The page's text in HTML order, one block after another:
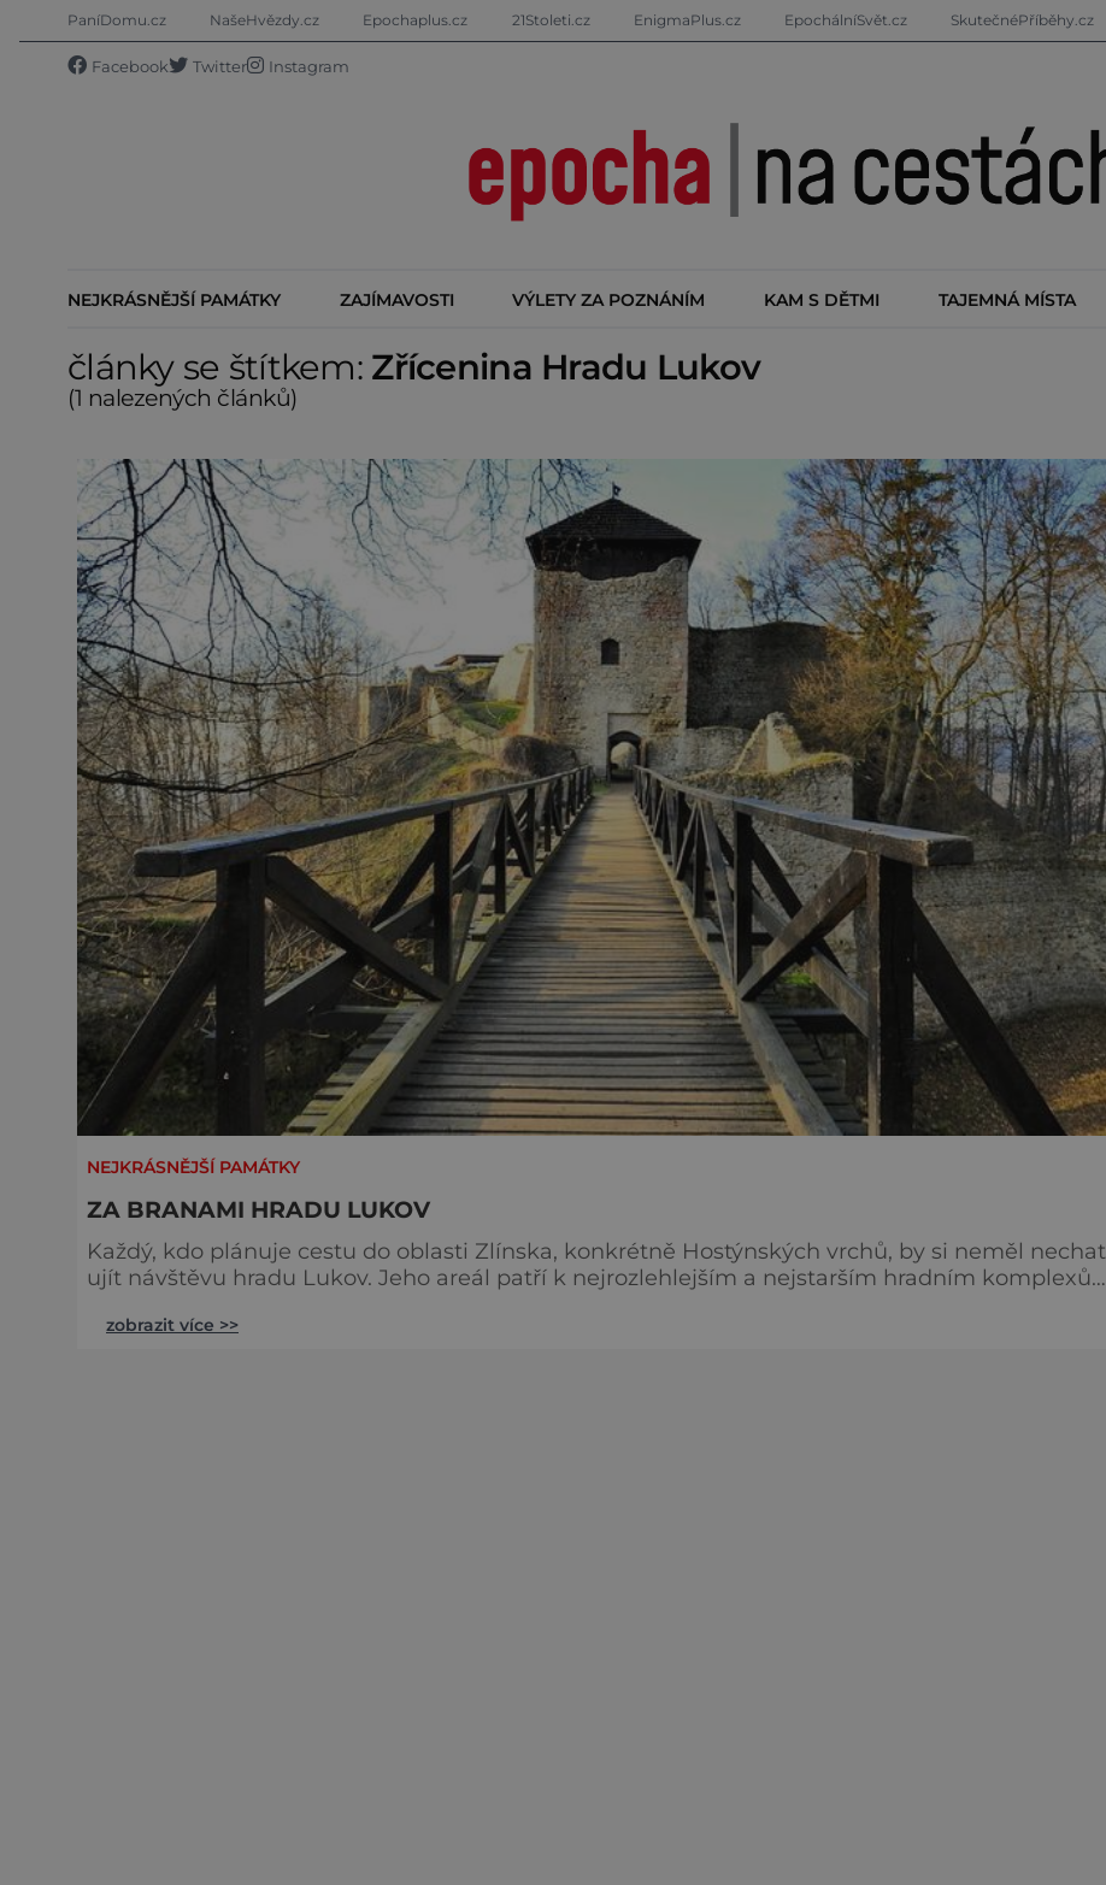
PaníDomu.cz NašeHvězdy.cz Epochaplus.cz 21Stoleti.cz EnigmaPlus.cz EpochálníSvět.cz SkutečnéPříběhy.cz
Facebook Twitter Instagram
NEJKRÁSNĚJŠÍ PAMÁTKY ZAJÍMAVOSTI VÝLETY ZA POZNÁNÍM KAM S DĚTMI TAJEMNÁ MÍSTA
články se štítkem: Zřícenina Hradu Lukov
(1 nalezených článků)
NEJKRÁSNĚJŠÍ PAMÁTKY
ZA BRANAMI HRADU LUKOV
Každý, kdo plánuje cestu do oblasti Zlínska, konkrétně Hostýnských vrchů, by si neměl nechat
ujít návštěvu hradu Lukov. Jeho areál patří k nejrozlehlejším a nejstarším hradním komplexům
chátral, nyní se dočkal rozsáhlé rekonstrukce zaštítěné Spolkem přátel hradu Lukova. Zaujme
zobrazit více >>